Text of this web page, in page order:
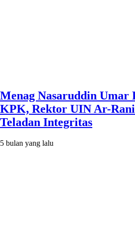
Menag Nasaruddin Umar
KPK, Rektor UIN Ar-
Teladan Integritas
5 bulan yang lalu